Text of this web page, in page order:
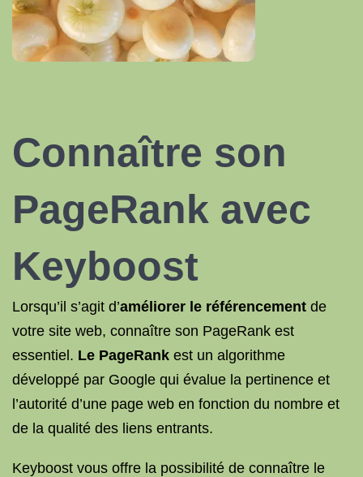
Connaître son
PageRank avec
Keyboost
Lorsqu’il s’agit d’améliorer le référencement de
votre site web, connaître son PageRank est
essentiel. Le PageRank est un algorithme
développé par Google qui évalue la pertinence et
l’autorité d’une page web en fonction du nombre et
de la qualité des liens entrants.
Keyboost vous offre la possibilité de connaître le